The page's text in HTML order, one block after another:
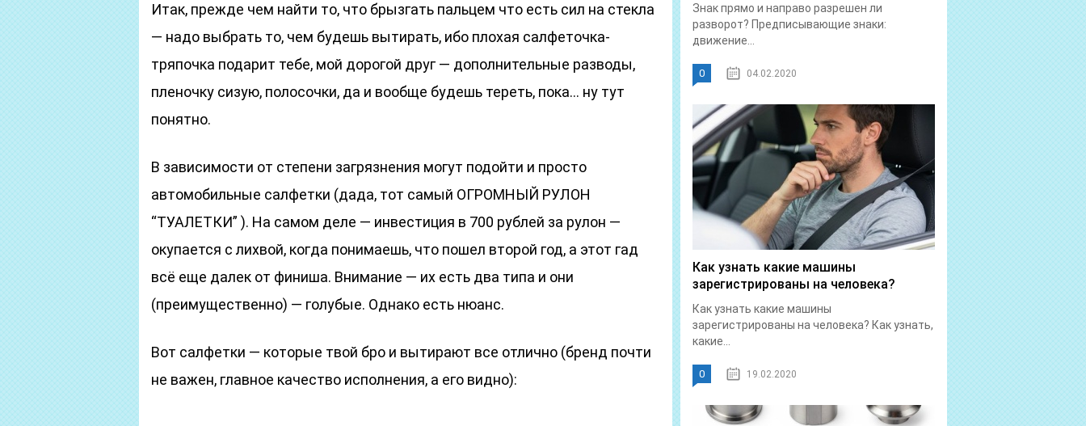
Итак, прежде чем найти то, что брызгать пальцем что есть сил на стекла
— надо выбрать то, чем будешь вытирать, ибо плохая салфеточка-
тряпочка подарит тебе, мой дорогой друг — дополнительные разводы,
пленочку сизую, полосочки, да и вообще будешь тереть, пока… ну тут
понятно.
В зависимости от степени загрязнения могут подойти и просто
автомобильные салфетки (дада, тот самый ОГРОМНЫЙ РУЛОН
“ТУАЛЕТКИ” ). На самом деле — инвестиция в 700 рублей за рулон —
окупается с лихвой, когда понимаешь, что пошел второй год, а этот гад
всё еще далек от финиша. Внимание — их есть два типа и они
(преимущественно) — голубые. Однако есть нюанс.
Вот салфетки — которые твой бро и вытирают все отлично (бренд почти
не важен, главное качество исполнения, а его видно):
Знак прямо и направо разрешен ли
разворот? Предписывающие знаки:
движение...
0 04.02.2020
Как узнать какие машины
зарегистрированы на человека?
Как узнать какие машины
зарегистрированы на человека? Как узнать,
какие...
0 19.02.2020